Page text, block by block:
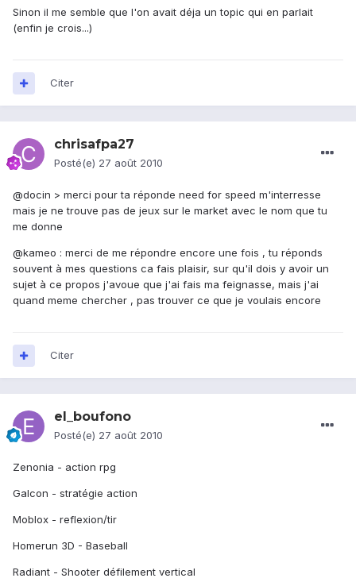
Sinon il me semble que l'on avait déja un topic qui en parlait
(enfin je crois...)
Citer
chrisafpa27
Posté(e) 27 août 2010
@docin > merci pour ta réponde need for speed m'interresse
mais je ne trouve pas de jeux sur le market avec le nom que tu
me donne
@kameo : merci de me répondre encore une fois , tu réponds
souvent à mes questions ca fais plaisir, sur qu'il dois y avoir un
sujet à ce propos j'avoue que j'ai fais ma feignasse, mais j'ai
quand meme chercher , pas trouver ce que je voulais encore
Citer
el_boufono
Posté(e) 27 août 2010
Zenonia - action rpg
Galcon - stratégie action
Moblox - reflexion/tir
Homerun 3D - Baseball
Radiant - Shooter défilement vertical